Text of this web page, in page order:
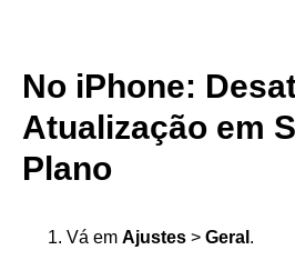
No iPhone:
Atualização em
Plano
Vá em Ajustes > Geral .